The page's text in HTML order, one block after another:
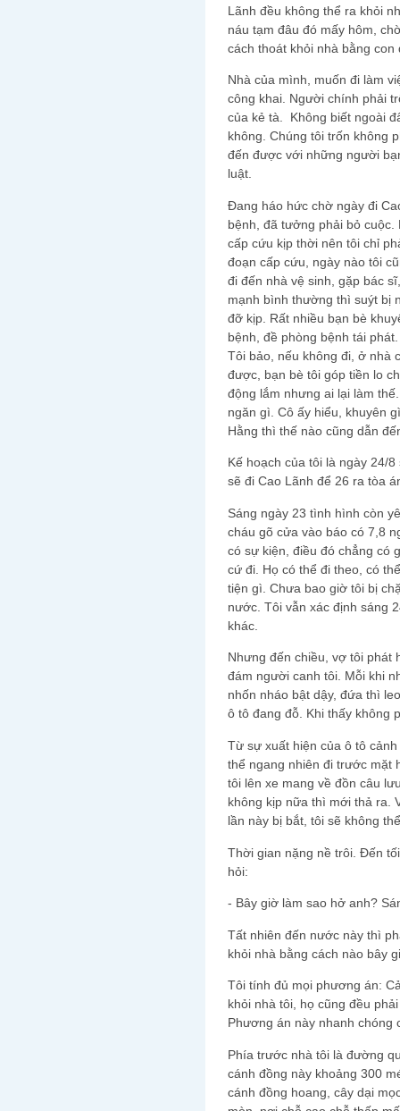
Lãnh đều không thể ra khỏi
náu tạm đâu đó mấy hôm,
cách thoát khỏi nhà bằng
Nhà của mình, muốn đi làm
công khai. Người chính phải
của kẻ tà. Không biết ngoài
không. Chúng tôi trốn không
đến được với những người
luật.
Đang háo hức chờ ngày đi
bệnh, đã tưởng phải bỏ
cấp cứu kịp thời nên tôi chỉ
đoạn cấp cứu, ngày nào tôi
đi đến nhà vệ sinh, gặp bác
mạnh bình thường thì suýt bị
đỡ kịp. Rất nhiều bạn bè
bệnh, đề phòng bệnh tái
Tôi bảo, nếu không đi, ở nhà
được, bạn bè tôi góp tiền lo
động lắm nhưng ai lại làm
ngăn gì. Cô ấy hiểu, khuyên
Hằng thì thế nào cũng dẫn
Kế hoạch của tôi là ngày 24/
sẽ đi Cao Lãnh để 26 ra tòa
Sáng ngày 23 tình hình còn
cháu gõ cửa vào báo có 7,8
có sự kiện, điều đó chẳng có
cứ đi. Họ có thể đi theo, có
tiện gì. Chưa bao giờ tôi bị
nước. Tôi vẫn xác định sáng
khác.
Nhưng đến chiều, vợ tôi phát
đám người canh tôi. Mỗi khi
nhốn nháo bật dậy, đứa thì
ô tô đang đỗ. Khi thấy không
Từ sự xuất hiện của ô tô
thể ngang nhiên đi trước mặt
tôi lên xe mang về đồn câu
không kịp nữa thì mới thả ra.
lần này bị bắt, tôi sẽ không
Thời gian nặng nề trôi. Đến
hỏi:
- Bây giờ làm sao hở anh?
Tất nhiên đến nước này thì
khỏi nhà bằng cách nào bây
Tôi tính đủ mọi phương án:
khỏi nhà tôi, họ cũng đều
Phương án này nhanh chóng
Phía trước nhà tôi là đường
cánh đồng này khoảng 300
cánh đồng hoang, cây dại